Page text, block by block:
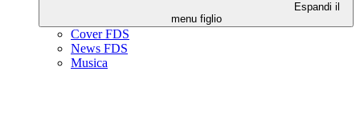
Espandi il
menu figlio
Cover FDS
News FDS
Musica